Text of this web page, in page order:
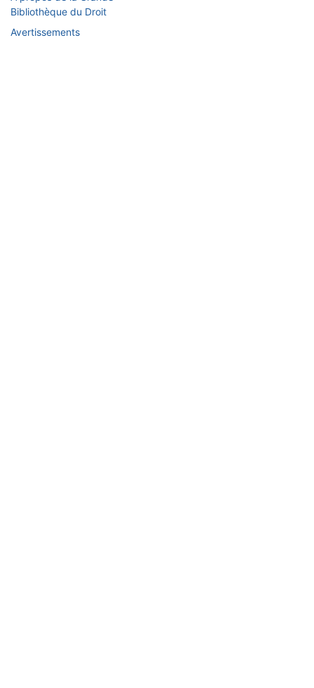
Bibliothèque du Droit
Avertissements